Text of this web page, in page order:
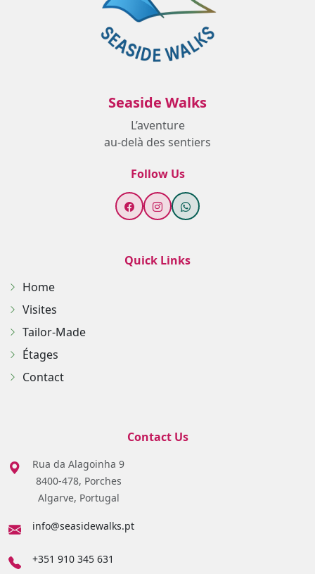
Seaside Walks
L’aventure
au-delà des sentiers
Follow Us
Quick Links
Home
Visites
Tailor-Made
Étages
Contact
Contact Us
Rua da Alagoinha 9
8400-478, Porches
Algarve, Portugal
info@seasidewalks.pt
+351 910 345 631